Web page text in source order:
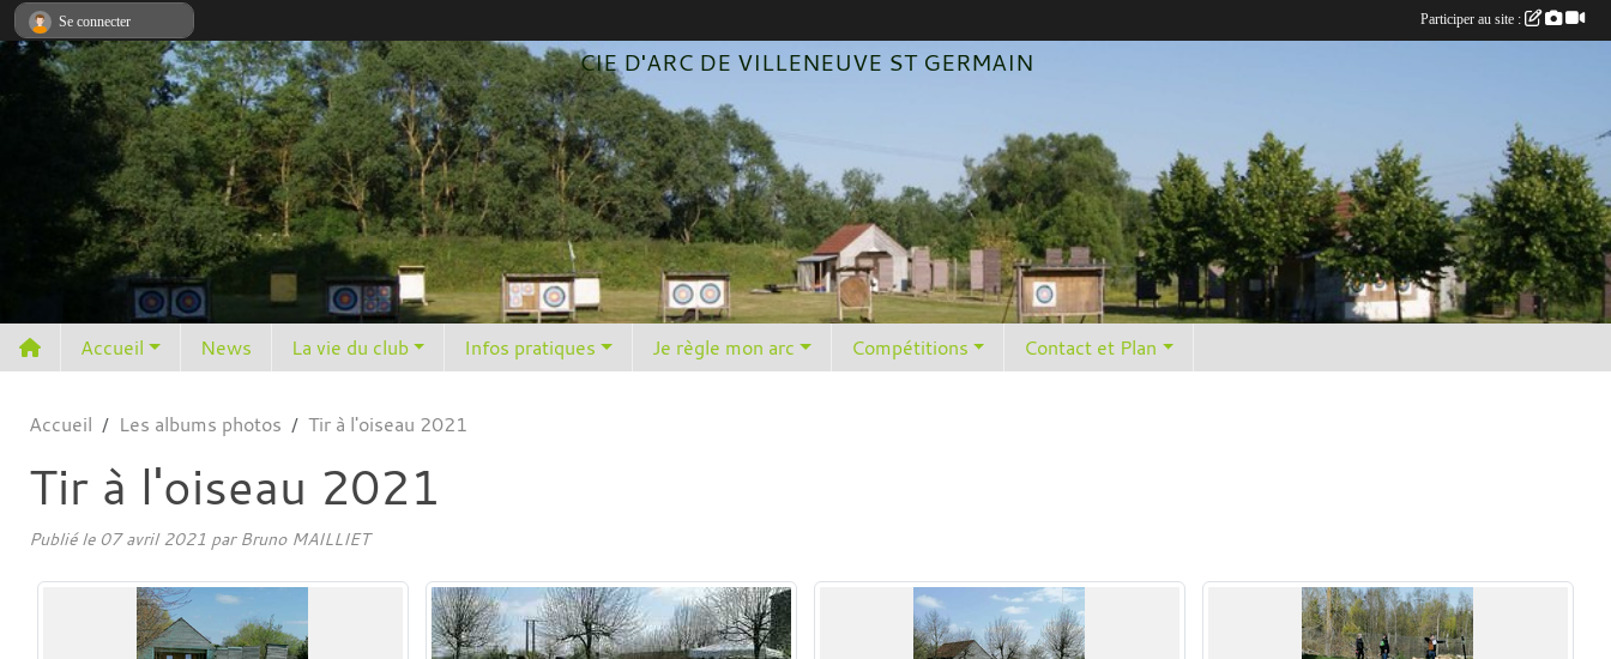
CIE D'ARC DE VILLENEUVE ST GERMAIN
Accueil News La vie du club Infos pratiques Je règle mon arc Compétitions Contact et Plan
Accueil Les albums photos Tir à l'oiseau 2021
Tir à l'oiseau 2021
Publié le 07 avril 2021 par Bruno MAILLIET
Se connecter Participer au site :
Panneau de gestion des cookies